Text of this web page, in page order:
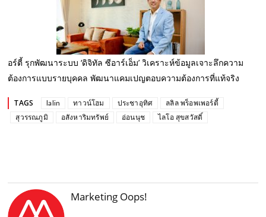
อร์ตี้ รุกพัฒนาระบบ ‘ดิจิทัล ซีอาร์เอ็ม’ วิเคราะห์ข้อมูลเจาะลึกความ
ต้องการแบบรายบุคคล พัฒนาแคมเปญตอบความต้องการที่แท้จริง
TAGS lalin ทาวน์โฮม ประชาอุทิศ
ลลิล พร็อพเพอร์ตี้
สุวรรณภูมิ
อสังหาริมทรัพย์ อ่อนนุช ไลโอ สุขสวัสดิ์
Marketing Oops!